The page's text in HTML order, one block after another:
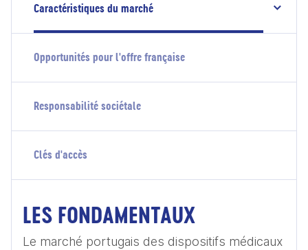
Caractéristiques du marché
Opportunités pour l'offre française
Responsabilité sociétale
Clés d'accès
LES FONDAMENTAUX
Le marché portugais des dispositifs médicaux